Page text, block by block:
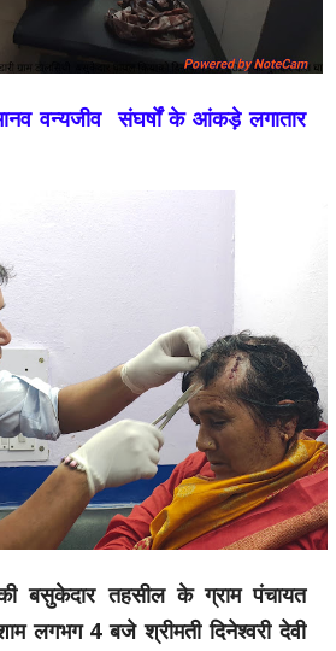
वन्यजीव संघर्षों के आंकड़े लगातार
बसुकेदार तहसील के ग्राम पंचायत
लगभग 4 बजे श्रीमती दिनेश्वरी देवी